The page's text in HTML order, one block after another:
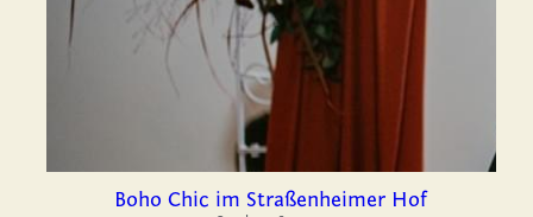
Boho Chic im Straßenheimer Hof